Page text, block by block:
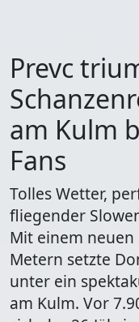
Prevc
am Kulm
Fans
Tolles Wetter,
fliegender
Mit einem neuen
Metern setzte
unter ein
am Kulm. Vor